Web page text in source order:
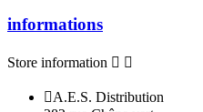
informations
Store information  
A.E.S. Distribution